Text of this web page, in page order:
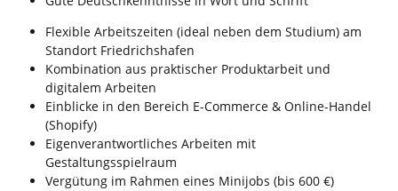
Flexible Arbeitszeiten (ideal neben dem Studium) am
Standort Friedrichshafen
Kombination aus praktischer Produktarbeit und
digitalem Arbeiten
Einblicke in den Bereich E-Commerce & Online-Handel
(Shopify)
Eigenverantwortliches Arbeiten mit
Gestaltungsspielraum
Vergütung im Rahmen eines Minijobs (bis 600 €)